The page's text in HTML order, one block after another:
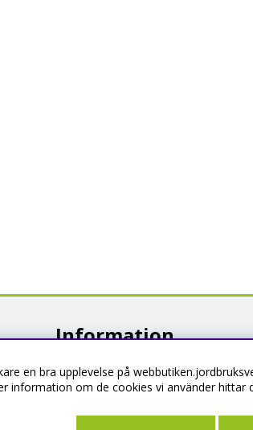
Information
Om webbutiken
en bra upplevelse på
information om de cookies vi använder hittar